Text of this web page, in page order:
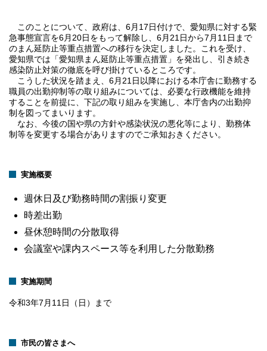
このことについて、政府は、6月17日付けで、愛知県に対する緊
急事態宣言を6月20日をもって解除し、6月21日から7月11日まで
のまん延防止等重点措置への移行を決定しました。これを受け、
愛知県では「愛知県まん延防止等重点措置」を発出し、引き続き
感染防止対策の徹底を呼び掛けているところです。
こうした状況を踏まえ、6月21日以降における本庁舎に勤務する
職員の出勤抑制等の取り組みについては、必要な行政機能を維持
することを前提に、下記の取り組みを実施し、本庁舎内の出勤抑
制を図ってまいります。
なお、今後の国や県の方針や感染状況の悪化等により、勤務体
制等を変更する場合がありますのでご承知おきください。
実施概要
週休日及び勤務時間の割振り変更
時差出勤
昼休憩時間の分散取得
会議室や課内スペース等を利用した分散勤務
実施期間
令和3年7月11日（日）まで
市民の皆さまへ